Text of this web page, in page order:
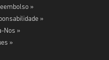
»
»
Nos »
»